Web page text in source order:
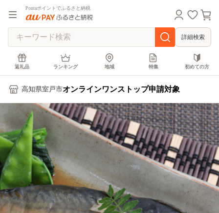
Pontaポイントでふるさと納税
詳細検索
返礼品 ランキング 地域 特集 初めての方
高知県室戸市オンラインワンストップ申請対象